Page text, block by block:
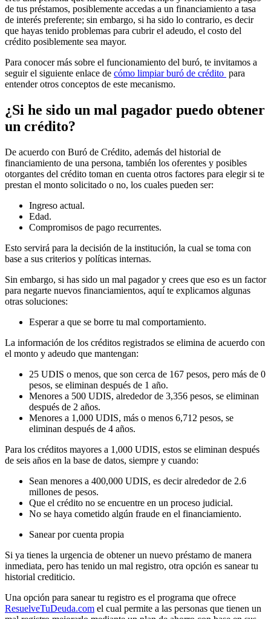
de tus préstamos, posiblemente accedas a un financiamiento a tasa
de interés preferente; sin embargo, si ha sido lo contrario, es decir
que hayas tenido problemas para cubrir el adeudo, el costo del
crédito posiblemente sea mayor.
Para conocer más sobre el funcionamiento del buró, te invitamos a
seguir el siguiente enlace de cómo limpiar buró de crédito para
entender otros conceptos de este mecanismo.
¿Si he sido un mal pagador puedo obtener
un crédito?
De acuerdo con Buró de Crédito, además del historial de
financiamiento de una persona, también los oferentes y posibles
otorgantes del crédito toman en cuenta otros factores para elegir si te
prestan el monto solicitado o no, los cuales pueden ser:
Ingreso actual.
Edad.
Compromisos de pago recurrentes.
Esto servirá para la decisión de la institución, la cual se toma con
base a sus criterios y políticas internas.
Sin embargo, si has sido un mal pagador y crees que eso es un factor
para negarte nuevos financiamientos, aquí te explicamos algunas
otras soluciones:
Esperar a que se borre tu mal comportamiento.
La información de los créditos registrados se elimina de acuerdo con
el monto y adeudo que mantengan:
25 UDIS o menos, que son cerca de 167 pesos, pero más de 0
pesos, se eliminan después de 1 año.
Menores a 500 UDIS, alrededor de 3,356 pesos, se eliminan
después de 2 años.
Menores a 1,000 UDIS, más o menos 6,712 pesos, se
eliminan después de 4 años.
Para los créditos mayores a 1,000 UDIS, estos se eliminan después
de seis años en la base de datos, siempre y cuando:
Sean menores a 400,000 UDIS, es decir alrededor de 2.6
millones de pesos.
Que el crédito no se encuentre en un proceso judicial.
No se haya cometido algún fraude en el financiamiento.
Sanear por cuenta propia
Si ya tienes la urgencia de obtener un nuevo préstamo de manera
inmediata, pero has tenido un mal registro, otra opción es sanear tu
historial crediticio.
Una opción para sanear tu registro es el programa que ofrece
ResuelveTuDeuda.com el cual permite a las personas que tienen un